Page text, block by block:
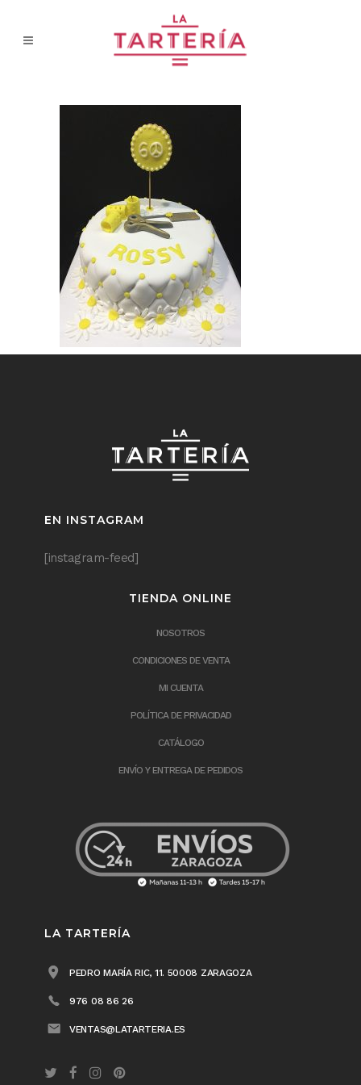
EN INSTAGRAM
[instagram-feed]
TIENDA ONLINE
NOSOTROS
CONDICIONES DE VENTA
MI CUENTA
POLÍTICA DE PRIVACIDAD
CATÁLOGO
ENVÍO Y ENTREGA DE PEDIDOS
LA TARTERÍA
PEDRO MARÍA RIC, 11. 50008 ZARAGOZA
976 08 86 26
VENTAS@LATARTERIA.ES